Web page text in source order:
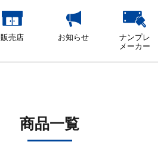
販売店 お知らせ
ナンプレ
メーカー
商品一覧